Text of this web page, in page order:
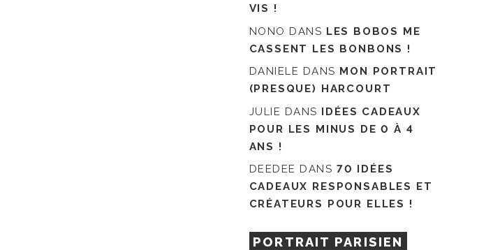
VIS !
NONO DANS LES BOBOS ME
CASSENT LES BONBONS !
DANIELE DANS MON PORTRAIT
(PRESQUE) HARCOURT
JULIE DANS IDÉES CADEAUX
POUR LES MINUS DE 0 À 4
ANS !
DEEDEE DANS 70 IDÉES
CADEAUX RESPONSABLES ET
CRÉATEURS POUR ELLES !
PORTRAIT PARISIEN